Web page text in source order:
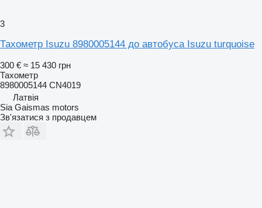
3
Тахометр Isuzu 8980005144 до автобуса Isuzu turquoise
300 € ≈ 15 430 грн
Тахометр
8980005144 CN4019
Латвія
Sia Gaismas motors
Зв'язатися з продавцем